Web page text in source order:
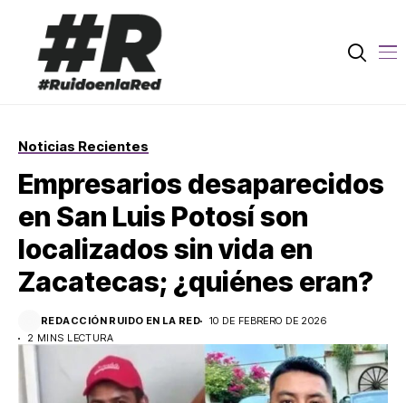
Noticias Recientes
Empresarios desaparecidos
en San Luis Potosí son
localizados sin vida en
Zacatecas; ¿quiénes eran?
REDACCIÓN RUIDO EN LA RED
10 DE FEBRERO DE 2026
2 MINS LECTURA